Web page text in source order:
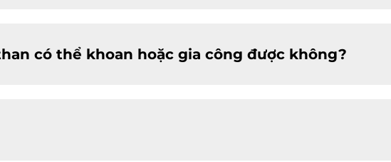
có thể khoan hoặc gia công được không?